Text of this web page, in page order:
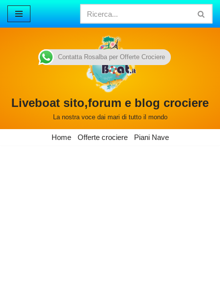
Vai
Liveboat sito,forum e blog crociere
La nostra voce dai mari di tutto il mondo
Home Offerte crociere Piani Nave
Contatta Rosalba per Offerte Crociere